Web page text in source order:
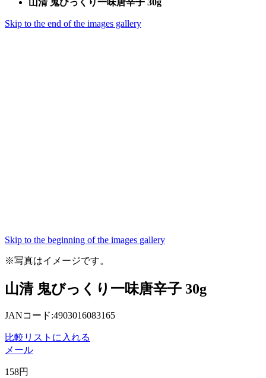
山清 鬼びっくり一味唐辛子 30g
Skip to the end of the images gallery
Skip to the beginning of the images gallery
※写真はイメージです。
山清 鬼びっくり一味唐辛子 30g
JANコード:4903016083165
比較リストに入れる
メール
158円